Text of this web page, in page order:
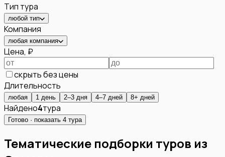
Тип тура
любой тип
Компания
любая компания
Цена, ₽
скрыть без цены
Длительность
любая 1 день 2–3 дня 4–7 дней 8+ дней
Найдено4тура
Готово · показать 4 тура
Тематические подборки туров из